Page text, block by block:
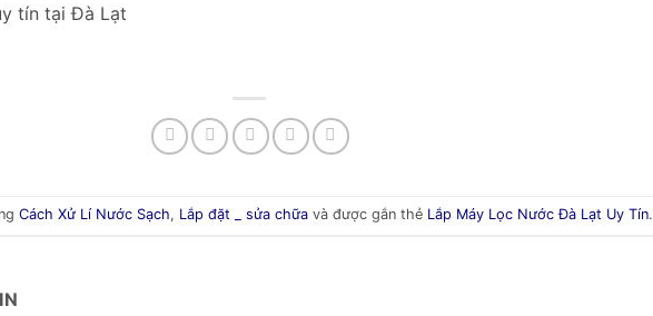
tín tại Đà Lạt
Cách Xử Lí Nước Sạch, Lắp đặt _ sửa chữa và được gắn thẻ Lắp Máy Lọc Nước Đà Lạt Uy Tín.